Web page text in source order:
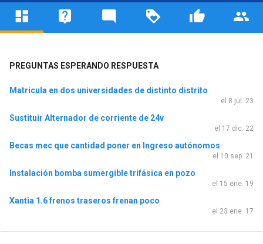
PREGUNTAS ESPERANDO RESPUESTA
Matricula en dos universidades de distinto distrito
el 8 jul. 23
Sustituir Alternador de corriente de 24v
el 17 dic. 22
Becas mec que cantidad poner en Ingreso autónomos
el 10 sep. 21
Instalación bomba sumergible trifásica en pozo
el 15 ene. 19
Xantia 1.6 frenos traseros frenan poco
el 23 ene. 17